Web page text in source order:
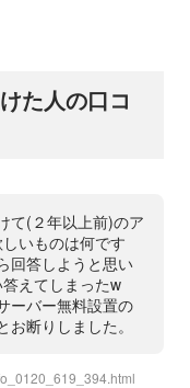
た人の口コ
て(２年以上前)のア
いものは何です
回答しようと思い
えてしまったw
ーバー無料設置の
断りしました。